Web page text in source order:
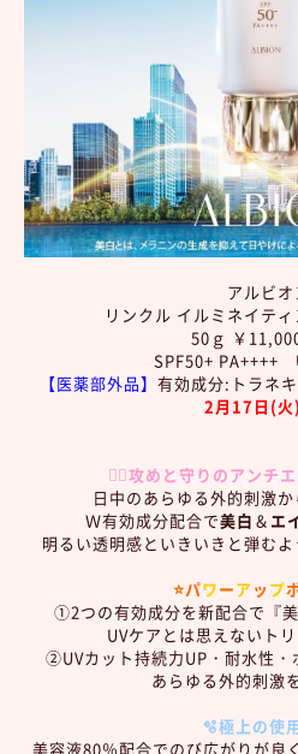
アルビオ
リンクル イルミネイテ
50ｇ ￥
SPF50+ PA++++
【医薬部外品】 有効成分:トラネ
2月17日(火
❤️‍🔥攻めと守りのアンチ
日中のあらゆる外的刺激か
Ｗ有効成分配合で美白 ＆ エ
明るい透明感といきいきと弾む
⭐パワーアップ
①2つの有効成分を新配合で『
UVケアとは思えないト
②UVカット持続力UP・耐水性・
あらゆる外的刺激
🫧極上の使
美容液80％配合でのび広がりが良